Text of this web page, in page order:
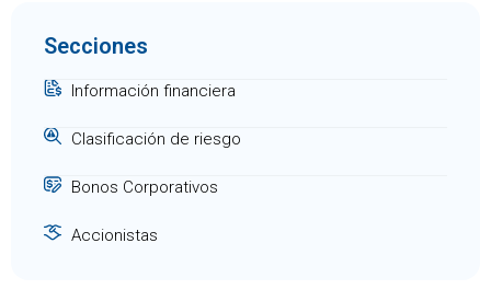
Secciones
Información financiera
Clasificación de riesgo
Bonos Corporativos
Accionistas